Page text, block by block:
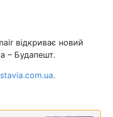
відкриває новий
– Будапешт.